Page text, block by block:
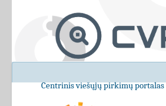
Centrinis viešųjų pirkimų portalas